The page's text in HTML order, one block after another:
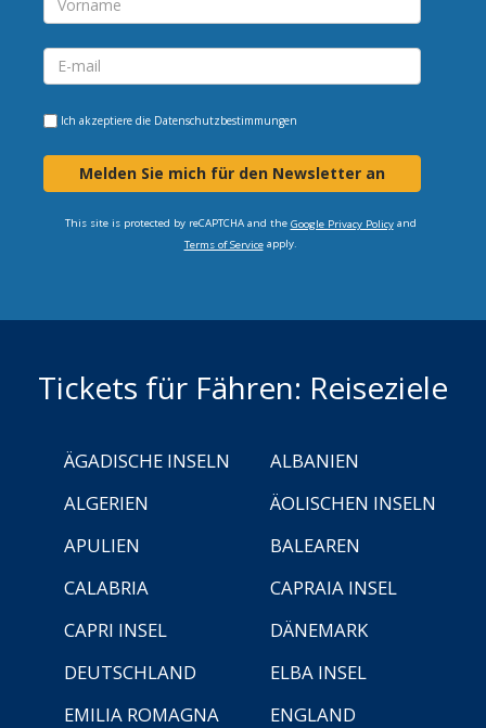
Ich akzeptiere die Datenschutzbestimmungen
Melden Sie mich für den Newsletter an
This site is protected by reCAPTCHA and the Google Privacy Policyand
Terms of Serviceapply.
Tickets für Fähren: Reiseziele
ÄGADISCHE INSELN
ALBANIEN
ALGERIEN
ÄOLISCHEN INSELN
APULIEN
BALEAREN
CALABRIA
CAPRAIA INSEL
CAPRI INSEL
DÄNEMARK
DEUTSCHLAND
ELBA INSEL
EMILIA ROMAGNA
ENGLAND